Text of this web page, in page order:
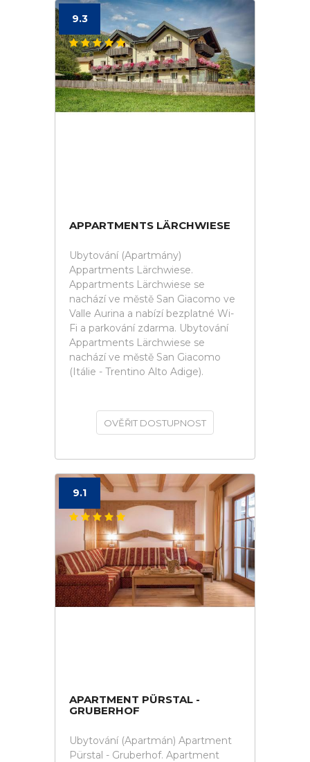
9.3
APPARTMENTS LÄRCHWIESE
Ubytování (Apartmány)
Appartments Lärchwiese.
Appartments Lärchwiese se
nachází ve městě San Giacomo ve
Valle Aurina a nabízí bezplatné Wi-
Fi a parkování zdarma. Ubytování
Appartments Lärchwiese se
nachází ve městě San Giacomo
(Itálie - Trentino Alto Adige).
OVĚŘIT DOSTUPNOST
9.1
APARTMENT PÜRSTAL -
GRUBERHOF
Ubytování (Apartmán) Apartment
Pürstal - Gruberhof. Apartment